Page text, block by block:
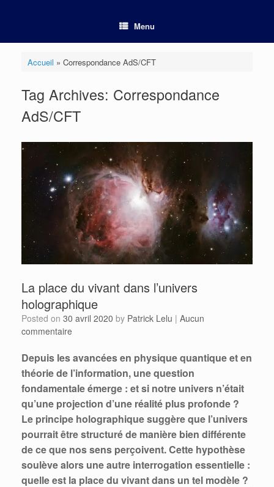
Menu
Accueil » Correspondance AdS/CFT
Tag Archives: Correspondance
AdS/CFT
La place du vivant dans l’univers
holographique
Posted on 30 avril 2020 by Patrick Lelu | Aucun
commentaire
Depuis les avancées en physique quantique et en
théorie de l’information, une question
fondamentale émerge : et si notre univers n’était
qu’une projection d’une réalité plus profonde ?
Le principe holographique suggère que l’univers
pourrait être structuré de manière bien différente
de ce que nos sens perçoivent. Cette hypothèse
soulève alors une autre interrogation essentielle :
quelle est la place du vivant dans un tel modèle ?